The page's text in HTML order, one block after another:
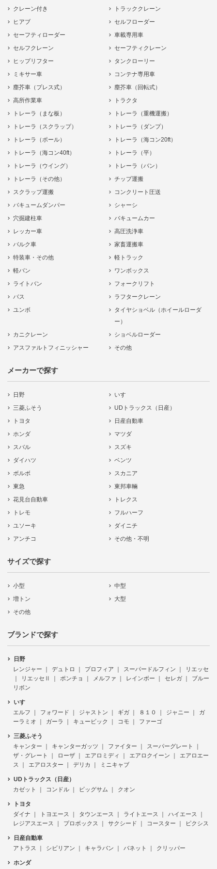
クレーン付き
トラッククレーン
ヒアブ
セルフローダー
セーフティローダー
車載専用車
セルフクレーン
セーフティクレーン
ヒップリフター
タンクローリー
ミキサー車
コンテナ専用車
塵芥車（プレス式）
塵芥車（回転式）
高所作業車
トラクタ
トレーラ（まな板）
トレーラ（重機運搬）
トレーラ（スクラップ）
トレーラ（ダンプ）
トレーラ（ポール）
トレーラ（海コン20ft）
トレーラ（海コン40ft）
トレーラ（平）
トレーラ（ウイング）
トレーラ（バン）
トレーラ（その他）
チップ運搬
スクラップ運搬
コンクリート圧送
バキュームダンパー
シャーシ
穴掘建柱車
バキュームカー
レッカー車
高圧洗浄車
バルク車
家畜運搬車
特装車・その他
軽トラック
軽バン
ワンボックス
ライトバン
フォークリフト
バス
ラフタークレーン
ユンボ
タイヤショベル（ホイールローダ
ー）
カニクレーン
ショベルローダー
アスファルトフィニッシャー
その他
メーカーで探す
日野
いすゞ
三菱ふそう
UDトラックス（日産）
トヨタ
日産自動車
ホンダ
マツダ
スバル
スズキ
ダイハツ
ベンツ
ボルボ
スカニア
東急
東邦車輛
花見台自動車
トレクス
トレモ
フルハーフ
ユソーキ
ダイニチ
アンチコ
その他・不明
サイズで探す
小型
中型
増トン
大型
その他
ブランドで探す
日野
レンジャー
デュトロ プロフィア スーパードルフィン
リエッセ
リエッセⅡ
ポンチョ メルファ レインボー セレガ
ブルー
リボン
いすゞ
エルフ
フォワード ジャストン ギガ ８１０ ジャニー
ガ
ーラミオ
ガーラ キュービック コモ ファーゴ
三菱ふそう
キャンター
キャンターガッツ ファイター
スーパーグレート
ザ・グレート
ローザ エアロミディ エアロクイーン
エアロエー
ス
エアロスター デリカ ミニキャブ
UDトラックス（日産）
カゼット
コンドル ビッグサム クオン
トヨタ
ダイナ
トヨエース タウンエース ライトエース
ハイエース
レジアスエース
プロボックス サクシード コースター ピクシス
日産自動車
アトラス
シビリアン キャラバン バネット クリッパー
ホンダ